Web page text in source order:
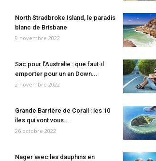
North Stradbroke Island, le paradis
blanc de Brisbane
9 novembre 2022
Sac pour l’Australie : que faut-il
emporter pour un an Down...
2 novembre 2022
Grande Barrière de Corail : les 10
îles qui vont vous...
26 octobre 2022
Nager avec les dauphins en